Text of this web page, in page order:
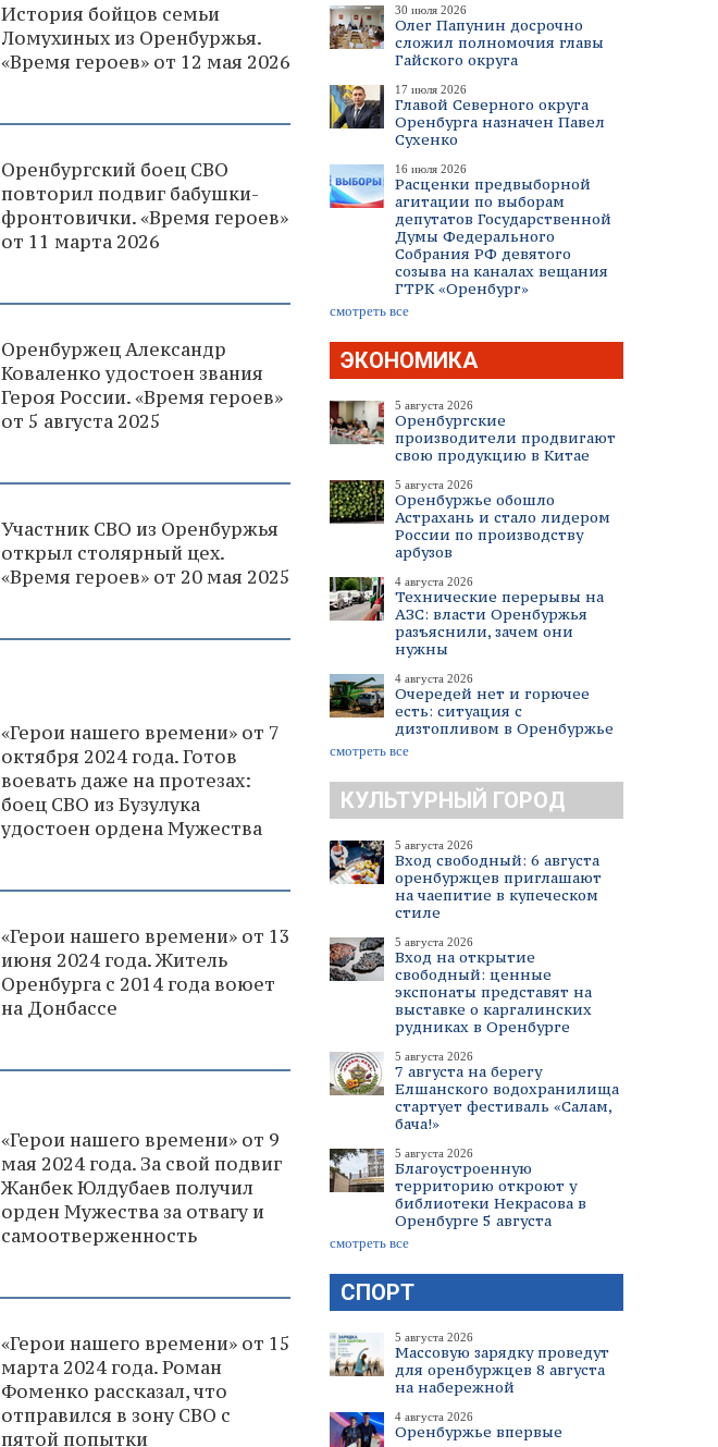
30 июля 2026
Олег Папунин досрочно
сложил полномочия главы
Гайского округа
17 июля 2026
Главой Северного округа
Оренбурга назначен Павел
Сухенко
16 июля 2026
Расценки предвыборной
агитации по выборам
депутатов Государственной
Думы Федерального
Собрания РФ девятого
созыва на каналах вещания
ГТРК «Оренбург»
смотреть все
ЭКОНОМИКА
5 августа 2026
Оренбургские
производители продвигают
свою продукцию в Китае
5 августа 2026
Оренбуржье обошло
Астрахань и стало лидером
России по производству
арбузов
4 августа 2026
Технические перерывы на
АЗС: власти Оренбуржья
разъяснили, зачем они
нужны
4 августа 2026
Очередей нет и горючее
есть: ситуация с
дизтопливом в Оренбуржье
смотреть все
КУЛЬТУРНЫЙ ГОРОД
5 августа 2026
Вход свободный: 6 августа
оренбуржцев приглашают
на чаепитие в купеческом
стиле
5 августа 2026
Вход на открытие
свободный: ценные
экспонаты представят на
выставке о каргалинских
рудниках в Оренбурге
5 августа 2026
7 августа на берегу
Елшанского водохранилища
стартует фестиваль «Салам,
бача!»
5 августа 2026
Благоустроенную
территорию откроют у
библиотеки Некрасова в
Оренбурге 5 августа
смотреть все
СПОРТ
5 августа 2026
Массовую зарядку проведут
для оренбуржцев 8 августа
на набережной
4 августа 2026
Оренбуржье впервые
История бойцов семьи
Ломухиных из Оренбуржья.
«Время героев» от 12 мая 2026
Оренбургский боец СВО
повторил подвиг бабушки-
фронтовички. «Время героев»
от 11 марта 2026
Оренбуржец Александр
Коваленко удостоен звания
Героя России. «Время героев»
от 5 августа 2025
Участник СВО из Оренбуржья
открыл столярный цех.
«Время героев» от 20 мая 2025
«Герои нашего времени» от 7
октября 2024 года. Готов
воевать даже на протезах:
боец СВО из Бузулука
удостоен ордена Мужества
«Герои нашего времени» от 13
июня 2024 года. Житель
Оренбурга с 2014 года воюет
на Донбассе
«Герои нашего времени» от 9
мая 2024 года. За свой подвиг
Жанбек Юлдубаев получил
орден Мужества за отвагу и
самоотверженность
«Герои нашего времени» от 15
марта 2024 года. Роман
Фоменко рассказал, что
отправился в зону СВО с
пятой попытки